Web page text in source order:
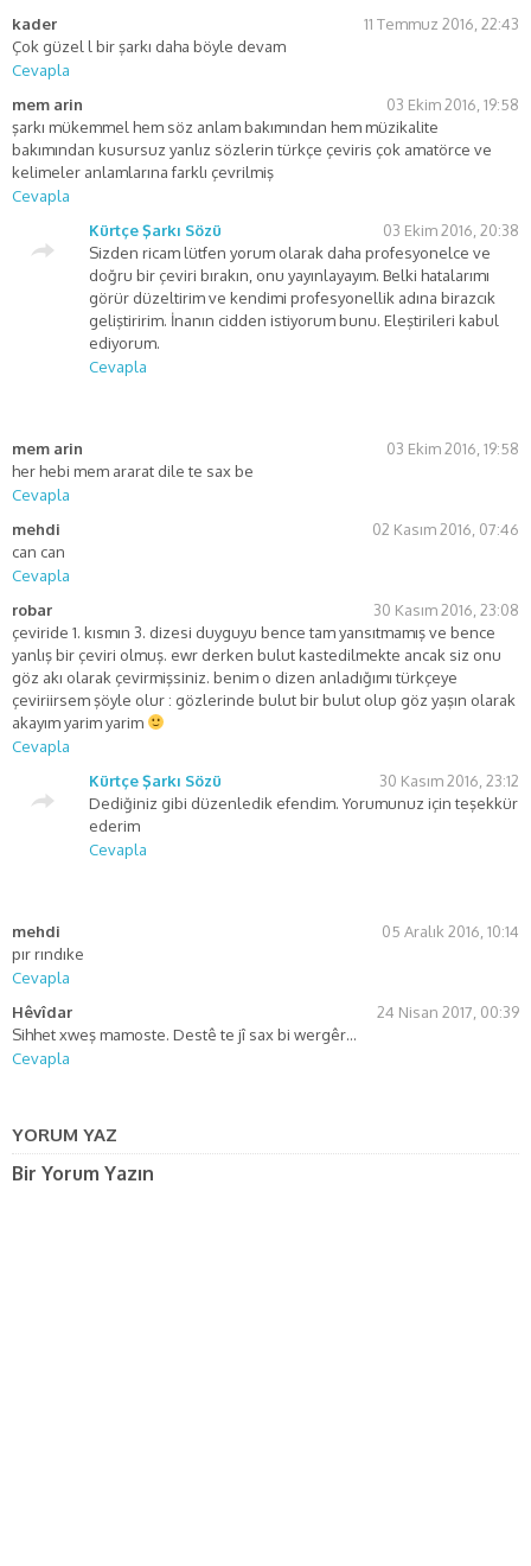
kader
11 Temmuz 2016, 22:43
Çok güzel l bir şarkı daha böyle devam
Cevapla
mem arin
03 Ekim 2016, 19:58
şarkı mükemmel hem söz anlam bakımından hem müzikalite
bakımından kusursuz yanlız sözlerin türkçe çeviris çok amatörce ve
kelimeler anlamlarına farklı çevrilmiş
Cevapla
Kürtçe Şarkı Sözü
03 Ekim 2016, 20:38
Sizden ricam lütfen yorum olarak daha profesyonelce ve
doğru bir çeviri bırakın, onu yayınlayayım. Belki hatalarımı
görür düzeltirim ve kendimi profesyonellik adına birazcık
geliştiririm. İnanın cidden istiyorum bunu. Eleştirileri kabul
ediyorum.
Cevapla
mem arin
03 Ekim 2016, 19:58
her hebi mem ararat dile te sax be
Cevapla
mehdi
02 Kasım 2016, 07:46
can can
Cevapla
robar
30 Kasım 2016, 23:08
çeviride 1. kısmın 3. dizesi duyguyu bence tam yansıtmamış ve bence
yanlış bir çeviri olmuş. ewr derken bulut kastedilmekte ancak siz onu
göz akı olarak çevirmişsiniz. benim o dizen anladığımı türkçeye
çeviriirsem şöyle olur : gözlerinde bulut bir bulut olup göz yaşın olarak
akayım yarim yarim
Cevapla
Kürtçe Şarkı Sözü
30 Kasım 2016, 23:12
Dediğiniz gibi düzenledik efendim. Yorumunuz için teşekkür
ederim
Cevapla
mehdi
05 Aralık 2016, 10:14
pır rındıke
Cevapla
Hêvîdar
24 Nisan 2017, 00:39
Sihhet xweş mamoste. Destê te jî sax bi wergêr…
Cevapla
YORUM YAZ
Bir Yorum Yazın